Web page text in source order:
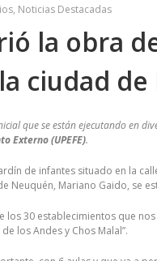
, Noticias Destacadas
la obra
ciudad
que se están ejecutando en
Externo (UPEFE).
de infantes situado en la
Neuquén, Mariano Gaido, se
los 30 establecimientos que
los Andes y Chos Malal”.